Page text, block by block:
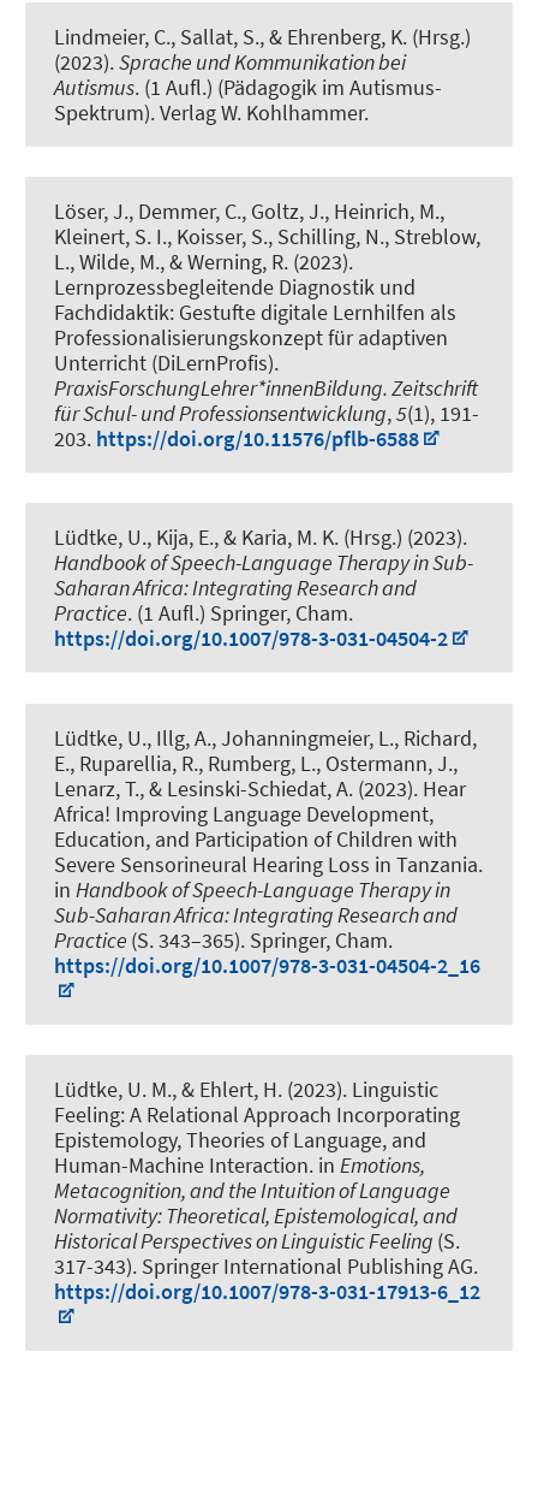
Lindmeier, C., Sallat, S., & Ehrenberg, K. (Hrsg.)
(2023).Sprache und Kommunikation bei
Autismus. (1 Aufl.) (Pädagogik im Autismus-
Spektrum). Verlag W. Kohlhammer.
Löser, J., Demmer, C., Goltz, J., Heinrich, M.,
Kleinert, S. I., Koisser, S., Schilling, N., Streblow,
L., Wilde, M., & Werning, R. (2023).
Lernprozessbegleitende Diagnostik und
Fachdidaktik: Gestufte digitale Lernhilfen als
Professionalisierungskonzept für adaptiven
Unterricht (DiLernProfis).
PraxisForschungLehrer*innenBildung. Zeitschrift
für Schul- und Professionsentwicklung,5(1), 191-
203. https://doi.org/10.11576/pflb-6588
Lüdtke, U., Kija, E., & Karia, M. K. (Hrsg.) (2023).
Handbook of Speech-Language Therapy in Sub-
Saharan Africa: Integrating Research and
Practice. (1 Aufl.) Springer, Cham.
https://doi.org/10.1007/978-3-031-04504-2
Lüdtke, U., Illg, A., Johanningmeier, L., Richard,
E., Ruparellia, R., Rumberg, L., Ostermann, J.,
Lenarz, T., & Lesinski-Schiedat, A. (2023). Hear
Africa! Improving Language Development,
Education, and Participation of Children with
Severe Sensorineural Hearing Loss in Tanzania.
in Handbook of Speech-Language Therapy in
Sub-Saharan Africa: Integrating Research and
Practice (S. 343–365). Springer, Cham.
https://doi.org/10.1007/978-3-031-04504-2_16
Lüdtke, U. M., & Ehlert, H. (2023). Linguistic
Feeling: A Relational Approach Incorporating
Epistemology, Theories of Language, and
Human-Machine Interaction. in Emotions,
Metacognition, and the Intuition of Language
Normativity: Theoretical, Epistemological, and
Historical Perspectives on Linguistic Feeling (S.
317-343). Springer International Publishing AG.
https://doi.org/10.1007/978-3-031-17913-6_12